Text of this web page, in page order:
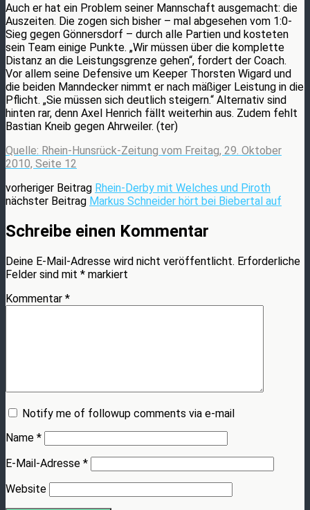
Auch er hat ein Problem seiner Mannschaft ausgemacht: die
Auszeiten. Die zogen sich bisher – mal abgesehen vom 1:0-
Sieg gegen Gönnersdorf – durch alle Partien und kosteten
sein Team einige Punkte. „Wir müssen über die komplette
Distanz an die Leistungsgrenze gehen“, fordert der Coach.
Vor allem seine Defensive um Keeper Thorsten Wigard und
die beiden Manndecker nimmt er nach mäßiger Leistung in die
Pflicht. „Sie müssen sich deutlich steigern.“ Alternativ sind
hinten rar, denn Axel Henrich fällt weiterhin aus. Zudem fehlt
Bastian Kneib gegen Ahrweiler. (ter)
Quelle: Rhein-Hunsrück-Zeitung vom Freitag, 29. Oktober
2010, Seite 12
vorheriger Beitrag Rhein-Derby mit Welches und Piroth
nächster Beitrag Markus Schneider hört bei Biebertal auf
Schreibe einen Kommentar
Deine E-Mail-Adresse wird nicht veröffentlicht. Erforderliche
Felder sind mit * markiert
Kommentar *
Notify me of followup comments via e-mail
Name *
E-Mail-Adresse *
Website